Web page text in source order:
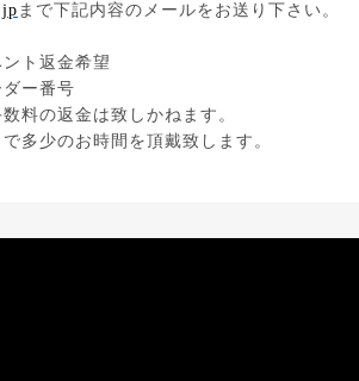
まで下記内容のメールをお送り下さい。
ト返金希望
ー番号
料の返金は致しかねます。
多少のお時間を頂戴致します。